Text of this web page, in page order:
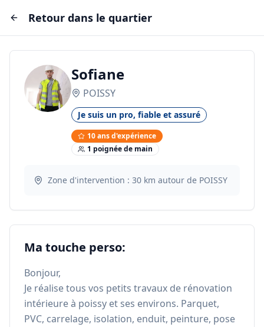
Retour dans le quartier
Sofiane
POISSY
Je suis un pro, fiable et assuré
10ans d'expérience
1 poignéede main
Zone d'intervention : 30 km autour de POISSY
Ma touche perso:
Bonjour,
Je réalise tous vos petits travaux de rénovation
intérieure à poissy et ses environs. Parquet,
PVC, carrelage, isolation, enduit, peinture, pose